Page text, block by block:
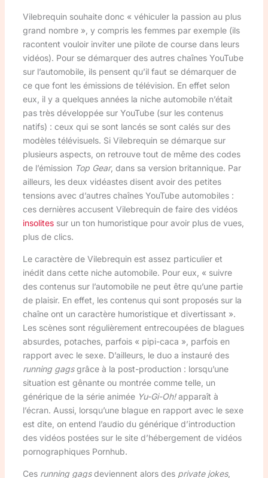
Vilebrequin souhaite donc « véhiculer la passion au plus
grand nombre », y compris les femmes par exemple (ils
racontent vouloir inviter une pilote de course dans leurs
vidéos). Pour se démarquer des autres chaînes YouTube
sur l’automobile, ils pensent qu’il faut se démarquer de
ce que font les émissions de télévision. En effet selon
eux, il y a quelques années la niche automobile n’était
pas très développée sur YouTube (sur les contenus
natifs) : ceux qui se sont lancés se sont calés sur des
modèles télévisuels. Si Vilebrequin se démarque sur
plusieurs aspects, on retrouve tout de même des codes
de l’émission Top Gear, dans sa version britannique. Par
ailleurs, les deux vidéastes disent avoir des petites
tensions avec d’autres chaînes YouTube automobiles :
ces dernières accusent Vilebrequin de faire des vidéos
insolitessur un ton humoristique pour avoir plus de vues,
plus de clics.
Le caractère de Vilebrequin est assez particulier et
inédit dans cette niche automobile. Pour eux, « suivre
des contenus sur l’automobile ne peut être qu’une partie
de plaisir. En effet, les contenus qui sont proposés sur la
chaîne ont un caractère humoristique et divertissant ».
Les scènes sont régulièrement entrecoupées de blagues
absurdes, potaches, parfois « pipi-caca », parfois en
rapport avec le sexe. D’ailleurs, le duo a instauré des
running gagsgrâce à la post-production : lorsqu’une
situation est gênante ou montrée comme telle, un
générique de la série animée Yu-Gi-Oh!apparaît à
l’écran. Aussi, lorsqu’une blague en rapport avec le sexe
est dite, on entend l’audio du générique d’introduction
des vidéos postées sur le site d’hébergement de vidéos
pornographiques Pornhub.
Ces running gagsdeviennent alors des private jokes,